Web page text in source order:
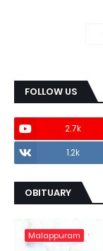
FOLLOW US
2.7k
1.2k
OBITUARY
Malappuram